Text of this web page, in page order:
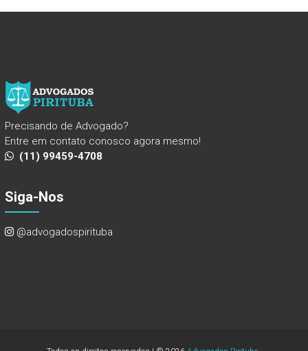
Precisando de Advogado?
Entre em contato conosco agora mesmo!
(11) 99459-4708
Siga-Nos
@advogadospirituba